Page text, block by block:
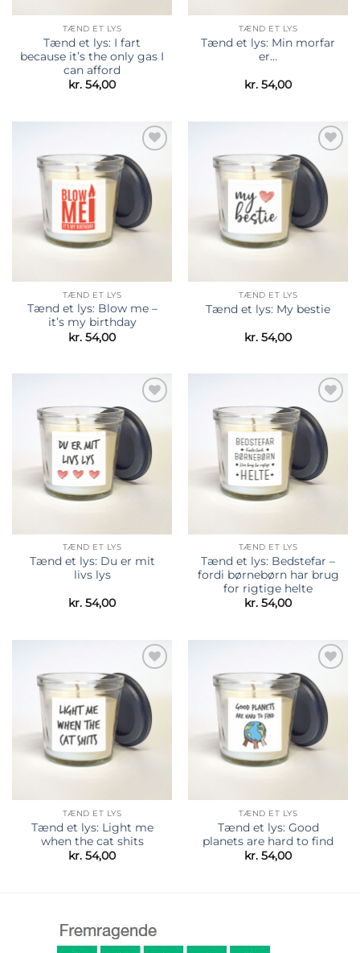
TÆND ET LYS
Tænd et lys: I fart
because it’s the only gas I
can afford
kr. 54,00
TÆND ET LYS
Tænd et lys: Min morfar
er…
kr. 54,00
Tilføj til
ønskeliste
TÆND ET LYS
Tænd et lys: Blow me –
it’s my birthday
kr. 54,00
Tilføj til
ønskeliste
TÆND ET LYS
Tænd et lys: My bestie
kr. 54,00
Tilføj til
ønskeliste
TÆND ET LYS
Tænd et lys: Du er mit
livs lys
kr. 54,00
Tilføj til
ønskeliste
TÆND ET LYS
Tænd et lys: Bedstefar –
fordi børnebørn har brug
for rigtige helte
kr. 54,00
Tilføj til
ønskeliste
TÆND ET LYS
Tænd et lys: Light me
when the cat shits
kr. 54,00
Tilføj til
ønskeliste
TÆND ET LYS
Tænd et lys: Good
planets are hard to find
kr. 54,00